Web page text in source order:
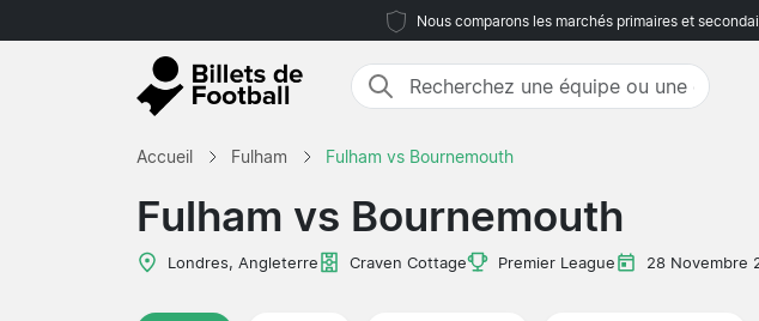
Nous comparons les marchés primaires et
Accueil Fulham Fulham vs Bournemouth
Fulham vs Bournemouth
Londres, Angleterre Craven Cottage Premier League 28 Novembre